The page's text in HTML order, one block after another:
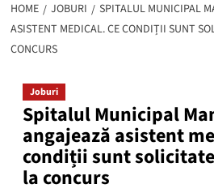
HOME JOBURI
SPITALUL MUNICIPAL
ASISTENT MEDICAL. CE CONDIȚII SUNT
CONCURS
Joburi
Spitalul Municipal
angajează asistent
condiții sunt
la concurs